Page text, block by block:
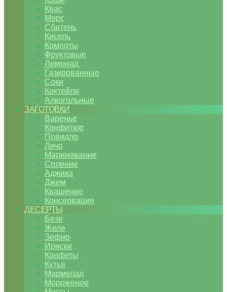
Квас
Морс
Сбитень
Кисель
Компоты
Фруктовые
Лимонад
Газированные
Соки
Коктейли
Алкогольные
ЗАГОТОВКИ
Варенье
Конфитюр
Повидло
Лечо
Маринование
Соление
Аджика
Джем
Квашение
Консервация
ДЕСЕРТЫ
Безе
Желе
Зефир
Ириски
Конфеты
Кутья
Мармелад
Мороженое